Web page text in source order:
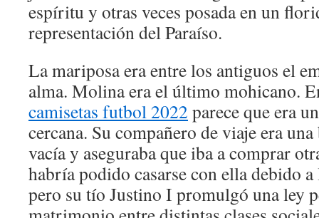
espíritu y otras veces posada en un
representación del Paraíso.
La mariposa era entre los antiguos el
alma. Molina era el último mohicano.
camisetas futbol 2022 parece que era
cercana. Su compañero de viaje era
vacía y aseguraba que iba a comprar
habría podido casarse con ella debido
pero su tío Justino I promulgó una ley